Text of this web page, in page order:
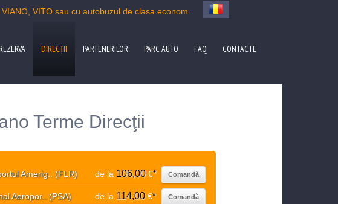
VITO sau cu autobuzul de clasa econom.
DIRECŢII PARTENERILOR PARC AUTO FAQ CONTACTE
Terme Direcţii
Amerig.. (FLR) de la 106,00€* Comandă
Aeropor.. (PSA) de la 114,00€* Comandă